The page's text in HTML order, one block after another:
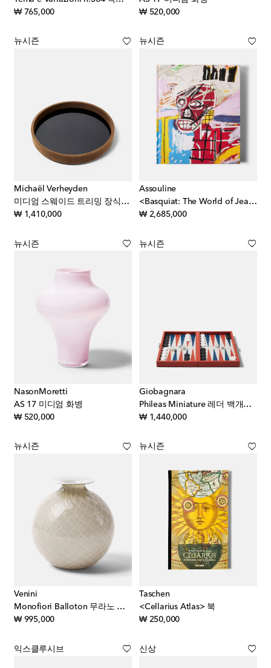
₩ 765,000original price
₩ 520,000original price
뉴시즌
Michaël Verheyden
미디엄 스웨이드 트리밍 장식용 트레이
₩ 1,410,000original price
뉴시즌
Assouline
<Basquiat: The World of Jean-Michel> 아트북
₩ 2,685,000original price
뉴시즌
NasonMoretti
AS 17 미디엄 화병
₩ 520,000original price
뉴시즌
Giobagnara
Phileas Miniature 레더 백개먼 세트
₩ 1,440,000original price
뉴시즌
Venini
Monofiori Balloton 무라노 글라스 베이스
₩ 995,000original price
뉴시즌
Taschen
<Cellarius Atlas> 북
₩ 250,000original price
익스클루시브 신상